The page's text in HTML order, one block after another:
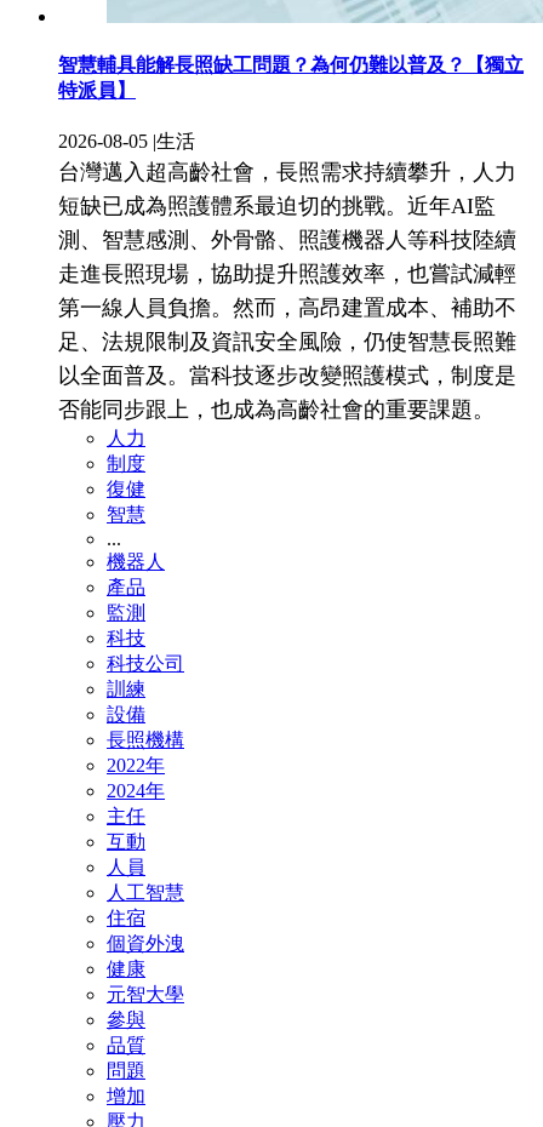
智慧輔具能解長照缺工問題？為何仍難以普及？【獨立
特派員】
2026-08-05 |生活
台灣邁入超高齡社會，長照需求持續攀升，人力
短缺已成為照護體系最迫切的挑戰。近年AI監
測、智慧感測、外骨骼、照護機器人等科技陸續
走進長照現場，協助提升照護效率，也嘗試減輕
第一線人員負擔。然而，高昂建置成本、補助不
足、法規限制及資訊安全風險，仍使智慧長照難
以全面普及。當科技逐步改變照護模式，制度是
否能同步跟上，也成為高齡社會的重要課題。
人力
制度
復健
智慧
...
機器人
產品
監測
科技
科技公司
訓練
設備
長照機構
2022年
2024年
主任
互動
人員
人工智慧
住宿
個資外洩
健康
元智大學
參與
品質
問題
增加
壓力